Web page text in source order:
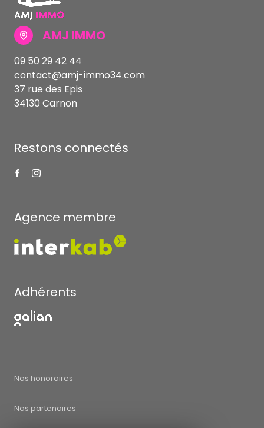
AMJ IMMO
09 50 29 42 44
contact@amj-immo34.com
37 rue des Epis
34130 Carnon
Restons connectés
Agence membre
Adhérents
Nos honoraires
Nos partenaires